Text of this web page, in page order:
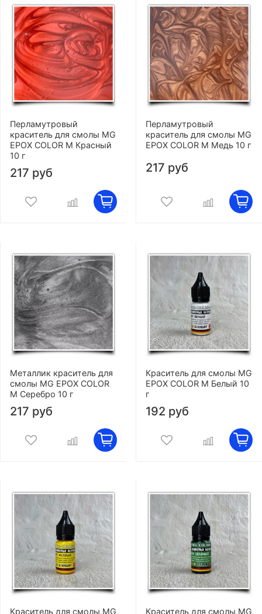
Перламутровый
краситель для смолы MG
EPOX COLOR M Красный
10 г
217 руб
Перламутровый
краситель для смолы MG
EPOX COLOR M Медь 10 г
217 руб
Металлик краситель для
смолы MG EPOX COLOR
M Серебро 10 г
217 руб
Краситель для смолы MG
EPOX COLOR M Белый 10
г
192 руб
Краситель для смолы MG
Краситель для смолы MG